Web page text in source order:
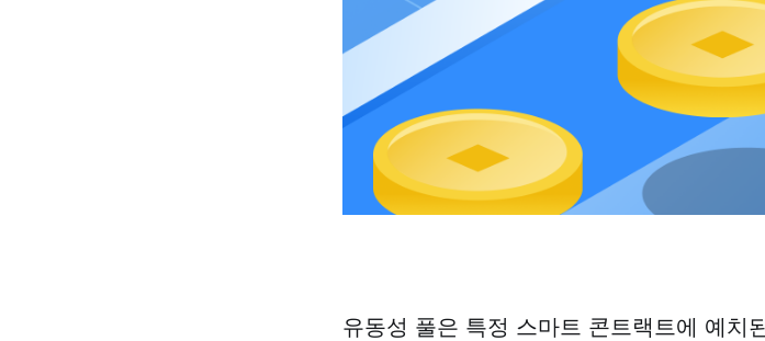
유동성 풀은 특정 스마트 콘트랙트에 예치